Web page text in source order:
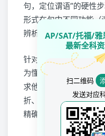
句，定位谓语”的硬性
形式在句中不同功能（
辨析训练。
针对“逻辑词”常错：他
为懂了句意”。我们引
求他在空格处用笔明确
折、因果还是举例”，
精确的语义分析，而非
AP/SAT/托福/
最新全科
扫二维码
发送对应